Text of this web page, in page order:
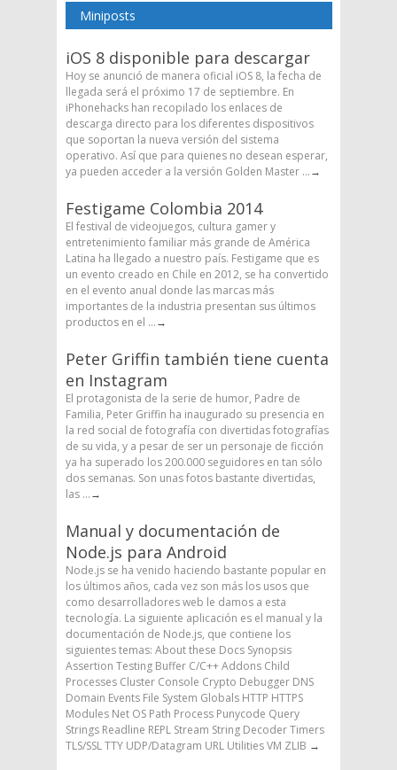
Miniposts
iOS 8 disponible para descargar
Hoy se anunció de manera oficial iOS 8, la fecha de
llegada será el próximo 17 de septiembre. En
iPhonehacks han recopilado los enlaces de
descarga directo para los diferentes dispositivos
que soportan la nueva versión del sistema
operativo. Así que para quienes no desean esperar,
ya pueden acceder a la versión Golden Master ...→
Festigame Colombia 2014
El festival de videojuegos, cultura gamer y
entretenimiento familiar más grande de América
Latina ha llegado a nuestro país. Festigame que es
un evento creado en Chile en 2012, se ha convertido
en el evento anual donde las marcas más
importantes de la industria presentan sus últimos
productos en el ...→
Peter Griffin también tiene cuenta
en Instagram
El protagonista de la serie de humor, Padre de
Familia, Peter Griffin ha inaugurado su presencia en
la red social de fotografía con divertidas fotografías
de su vida, y a pesar de ser un personaje de ficción
ya ha superado los 200.000 seguidores en tan sólo
dos semanas. Son unas fotos bastante divertidas,
las ...→
Manual y documentación de
Node.js para Android
Node.js se ha venido haciendo bastante popular en
los últimos años, cada vez son más los usos que
como desarrolladores web le damos a esta
tecnología. La siguiente aplicación es el manual y la
documentación de Node.js, que contiene los
siguientes temas: About these Docs Synopsis
Assertion Testing Buffer C/C++ Addons Child
Processes Cluster Console Crypto Debugger DNS
Domain Events File System Globals HTTP HTTPS
Modules Net OS Path Process Punycode Query
Strings Readline REPL Stream String Decoder Timers
TLS/SSL TTY UDP/Datagram URL Utilities VM ZLIB →